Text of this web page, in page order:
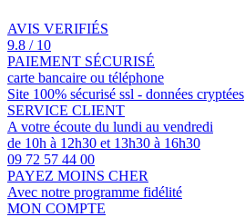
AVIS VERIFIÉS
9.8 / 10
PAIEMENT SÉCURISÉ
carte bancaire ou téléphone
Site 100% sécurisé ssl - données cryptées
SERVICE CLIENT
A votre écoute du lundi au vendredi
de 10h à 12h30 et 13h30 à 16h30
09 72 57 44 00
PAYEZ MOINS CHER
Avec notre programme fidélité
MON COMPTE